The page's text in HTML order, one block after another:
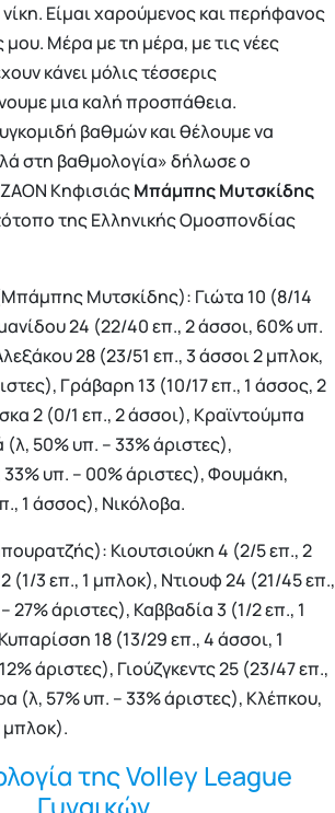
νίκη. Είμαι χαρούμενος και περήφανος
μου. Μέρα με τη μέρα, με τις νέες
κάνει μόλις τέσσερις
μια καλή προσπάθεια.
βαθμών και θέλουμε να
στη βαθμολογία» δήλωσε ο
ΚηφισιάςΜπάμπης Μυτσκίδης
της Ελληνικής Ομοσπονδίας
Μυτσκίδης): Γιώτα 10 (8/14
24 (22/40 επ., 2 άσσοι, 60% υπ.
28 (23/51 επ., 3 άσσοι 2 μπλοκ,
Γράβαρη 13 (10/17 επ., 1 άσσος, 2
2 (0/1 επ., 2 άσσοι), Κραϊντούμπα
50% υπ. – 33% άριστες),
υπ. – 00% άριστες), Φουμάκη,
1 άσσος), Νικόλοβα.
Κιουτσιούκη 4 (2/5 επ., 2
(1/3 επ., 1 μπλοκ), Ντιουφ 24 (21/45 επ.,
27% άριστες), Καββαδία 3 (1/2 επ., 1
18 (13/29 επ., 4 άσσοι, 1
άριστες), Γιούζγκεντς 25 (23/47 επ.,
(λ, 57% υπ. – 33% άριστες), Κλέπκου,
μπλοκ).
της Volley League